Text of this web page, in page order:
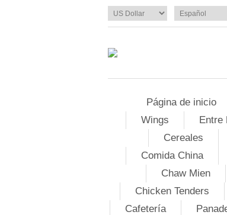
Página de inicio
Wings
Entre
Cereales
Comida China
Chaw Mien
Chicken Tenders
Cafetería